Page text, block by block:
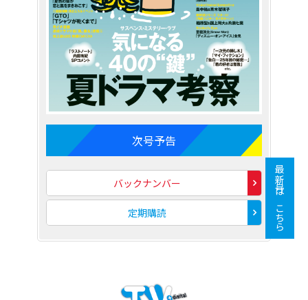
次号予告
バックナンバー
定期購読 最新号はこちら